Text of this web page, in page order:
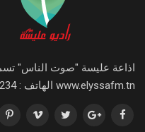
اذاعة عليسة "صوت الناس"
www.elyssafm.tn الهاتف : 22101234